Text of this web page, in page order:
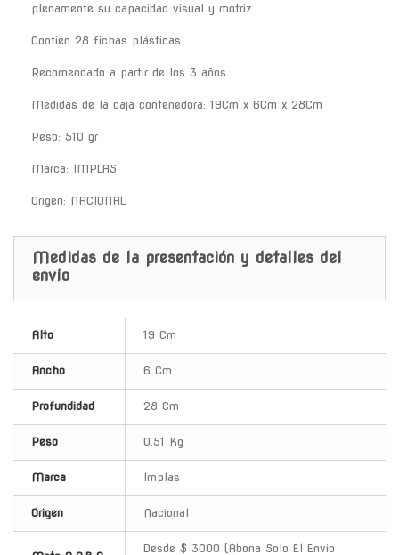
plenamente su capacidad visual y motriz
Contien 28 fichas plásticas
Recomendado a partir de los 3 años
Medidas de la caja contenedora: 19Cm x 6Cm x 28Cm
Peso: 510 gr
Marca: IMPLAS
Origen: NACIONAL
Medidas de la presentación y detalles del
envío
Alto 19 Cm
Ancho 6 Cm
Profundidad 28 Cm
Peso 0.51 Kg
Marca Implas
Origen Nacional
Desde $ 3000 (Abona Solo El Envio